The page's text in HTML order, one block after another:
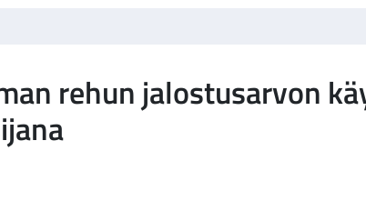
rehun jalostusarvon